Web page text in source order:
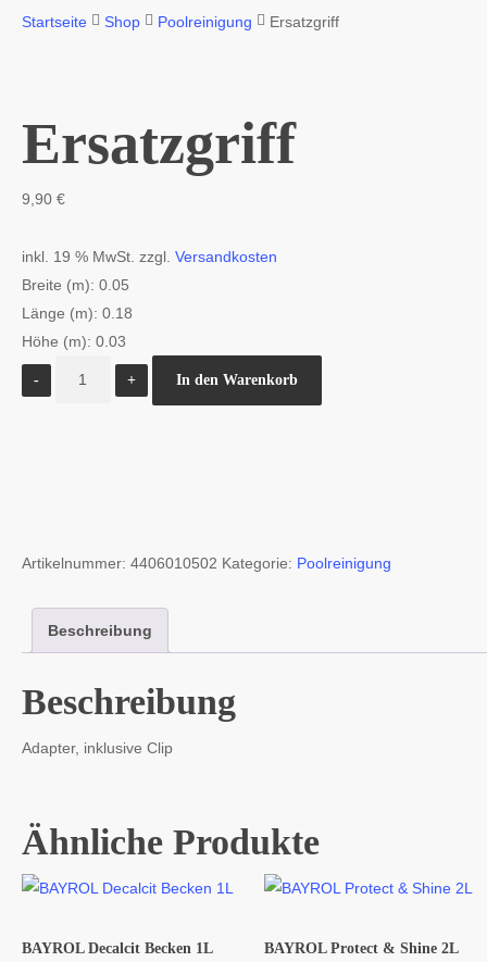
Startseite Shop Poolreinigung Ersatzgriff
Ersatzgriff
9,90 €
inkl. 19 % MwSt. zzgl. Versandkosten
Breite (m): 0.05
Länge (m): 0.18
Höhe (m): 0.03
Ersatzgriff
In den Warenkorb
Artikelnummer: 4406010502 Kategorie: Poolreinigung
Beschreibung
Beschreibung
Adapter, inklusive Clip
Ähnliche Produkte
BAYROL Decalcit Becken 1L BAYROL Protect & Shine 2L